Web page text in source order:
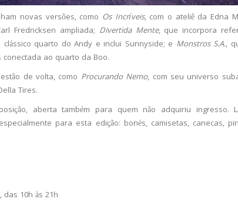
novas versões, como Os Incríveis, com o ateliê da Edna
Fredricksen ampliada; Divertida Mente, que incorpora
quarto do Andy e inclui Sunnyside; e Monstros S.A.,
conectada ao quarto da Boo.
de volta, como Procurando Nemo, com seu universo
Tires.
aberta também para quem não adquiriu ingresso.
para esta edição: bonés, camisetas, canecas,
10h às 21h